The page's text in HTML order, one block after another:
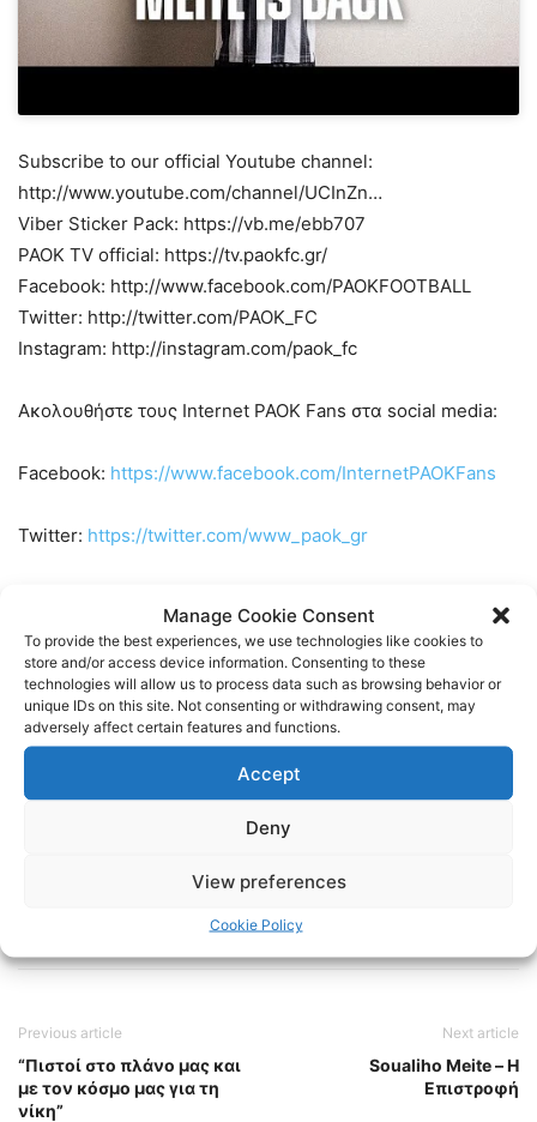
Manage Cookie Consent
To provide the best experiences, we use technologies like cookies to
store and/or access device information. Consenting to these
technologies will allow us to process data such as browsing behavior or
unique IDs on this site. Not consenting or withdrawing consent, may
adversely affect certain features and functions.
Accept
Deny
View preferences
Cookie Policy
Subscribe to our official Youtube channel:
http://www.youtube.com/channel/UCInZn…
Viber Sticker Pack: https://vb.me/ebb707
PAOK TV official: https://tv.paokfc.gr/
Facebook: http://www.facebook.com/PAOKFOOTBALL
Twitter: http://twitter.com/PAOK_FC
Instagram: http://instagram.com/paok_fc
Ακολουθήστε τους Internet PAOK Fans στα social media:
Facebook: https://www.facebook.com/InternetPAOKFans
Twitter: https://twitter.com/www_paok_gr
Instagram:https://www.instagram.com/internetpaokfans
#paok #paokfans #παοκ #thessaloniki
Previous article
“Πιστοί στο πλάνο μας και
με τον κόσμο μας για τη
νίκη”
Next article
Soualiho Meite – Η
Επιστροφή